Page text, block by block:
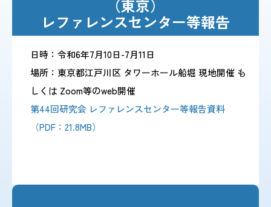
研究関係
人材育成関係
広報関係
（東京）
レファレンスセンター等報告
日時：令和6年7月10日-7月11日
場所：東京都江戸川区 タワーホール船堀 現地開催 も
しくは Zoom等のweb開催
第44回研究会 レファレンスセンター等報告資料
（PDF：21.8MB）